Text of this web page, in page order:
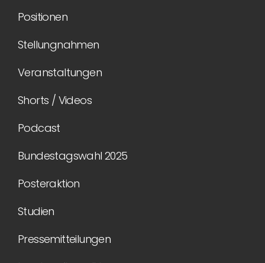
Positionen
Stellungnahmen
Veranstaltungen
Shorts / Videos
Podcast
Bundestagswahl 2025
Posteraktion
Studien
Pressemitteilungen